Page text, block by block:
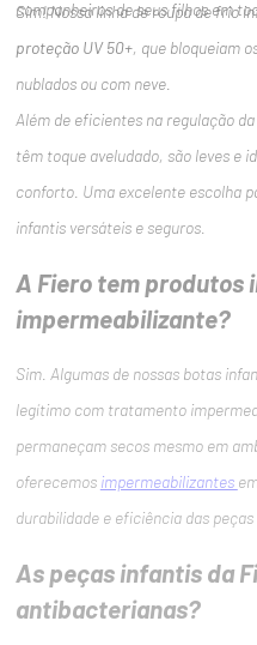
companheiros de seus filhos em
Sim! Nossa linha de roupa de frio
proteção UV 50+, que bloqueiam
nublados ou com neve.
Além de eficientes na regulação
têm toque aveludado, são leves e
conforto. Uma excelente escolha
infantis versáteis e seguros.
A Fiero tem produtos
impermeabilizante?
Sim. Algumas de nossas botas
legítimo com tratamento
permaneçam secos mesmo em
oferecemos impermeabilizantes
durabilidade e eficiência das peças
As peças infantis da
antibacterianas?